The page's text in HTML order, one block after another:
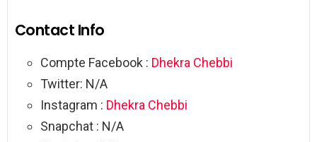
Contact Info
Compte Facebook : Dhekra Chebbi
Twitter: N/A
Instagram : Dhekra Chebbi
Snapchat : N/A